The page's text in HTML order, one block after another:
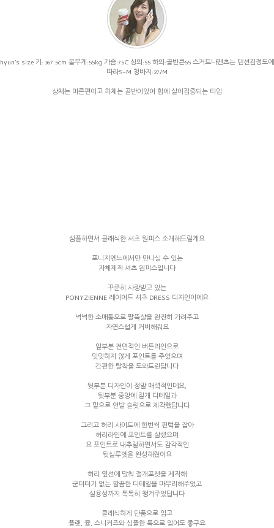
hyun's size 키: 167.5cm 몸무게:55kg 가슴:75C 상의:55 하의:골반큰55 스커트나팬츠는 텐션감정도에
따라S-M 청바지:27/M
상체는 마른편이고 하체는 골반이있어 힙에 살이집중되는 타입
심플하면서 클래식한 셔츠 원피스 소개해드릴게요
포니지엔느에서만 만나실 수 있는
자체제작 셔츠 원피스입니다
꾸준히 사랑받고 있는
PONYZIENNE 레이어드 셔츠 DRESS 디자인이에요
넉넉한 소매통으로 팔뚝살을 완전히 가려주고
자연스럽게 커버해줘요
앞부분 전면적인 버튼라인으로
밋밋하지 않게 포인트를 주었으며
간편한 탈착을 도와드린답니다
뒷부분 디자인이 정말 매력적인데요,
뒷부분 중앙에 절개 디테일과
그 밑으로 언발 슬릿으로 제작했답니다
그리고 허리 사이드에 한번씩 핀턱을 잡아
허리라인에 포인트를 살렸으며
요 포인트로 내추럴하면서도 감각적인
뒷실루엣을 완성해줬어요
허리 옆선에 맞춰 절개포켓을 제작해
군더더기 없는 깔끔한 디테일을 마무리해주었고
실용성까지 톡톡히 챙겨주었답니다
클래식하게 단품으로 입고
플랫, 뮬, 스니커즈와 심플한 룩으로 입어도 좋구요